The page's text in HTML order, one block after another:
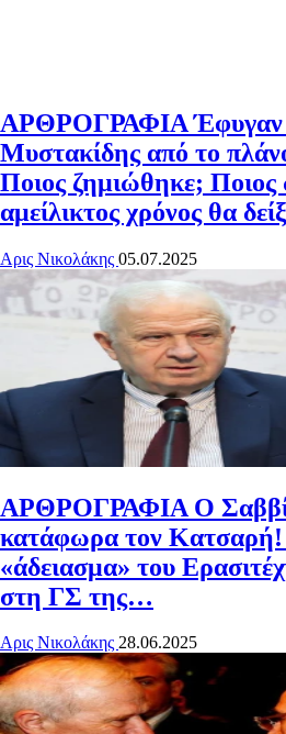
ΑΡΘΡΟΓΡΑΦΙΑ
Μυστακίδης από το
Ποιος ζημιώθηκε;
αμείλικτος χρόνος θα
Αρις Νικολάκης 05.07.2025
ΑΡΘΡΟΓΡΑΦΙΑ Ο
κατάφωρα τον
«άδειασμα» του
στη ΓΣ της…
Αρις Νικολάκης 28.06.2025